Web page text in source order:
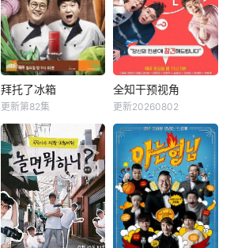
长寿环节之一。标
榜真实野生道路真
人秀，描绘6个男
人横冲直撞背包旅
行的旅行综艺节
目。 该节
目于2007年8月5
月两天一夜第三季
结束后，于2019年
12月8日播出第四
季。 节目每周
日下午6点30分
（韩国时间）播
出。
拜托了冰箱
郑佳恩
《拜托了冰箱》节
目方式是嘉宾和自
己家里的冰箱一起
到节目现场，六位
厨师直接使用冰箱
里的原材料，用最
拜托了冰箱
更新第82集
全知干预视角
全炫茂
《全知干预视角 》
为韩国MBC于201
7年11月29日与30
日，试播的全新综
艺节目，由李英
子、金生珉、全炫
全知干预视角
更新20260802